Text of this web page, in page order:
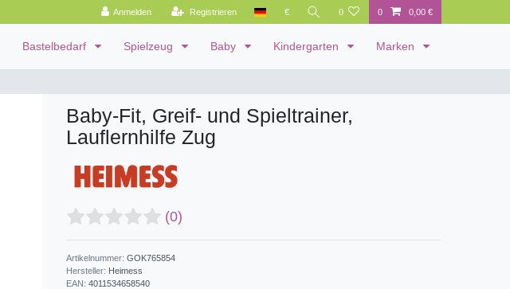
Anmelden Registrieren € 0 0 0,00 €
Bastelbedarf Spielzeug Baby Kindergarten Marken
Baby-Fit, Greif- und Spieltrainer,
Lauflernhilfe Zug
(0)
Artikelnummer: GOK765854
Hersteller: Heimess
EAN: 4011534658540